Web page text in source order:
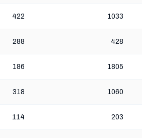
422 1033
288 428
186 1805
318 1060
114 203